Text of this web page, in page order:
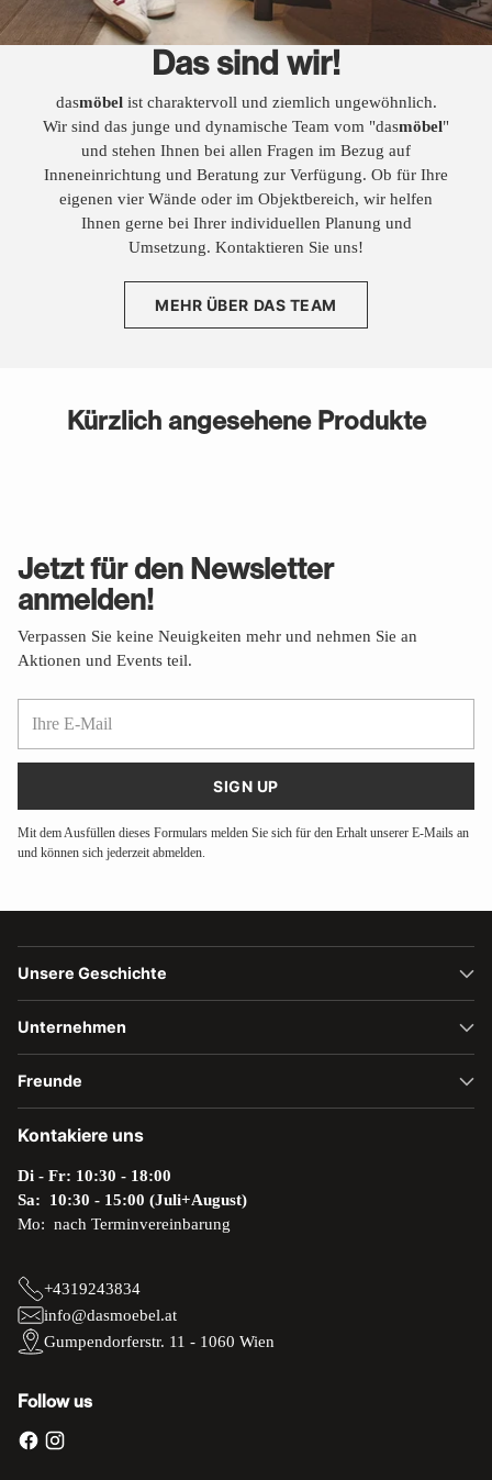
Das sind wir!
dasmöbelist charaktervoll und ziemlich ungewöhnlich.
Wir sind das junge und dynamische Team vom "dasmöbel"
und stehen Ihnen bei allen Fragen im Bezug auf
Inneneinrichtung und Beratung zur Verfügung. Ob für Ihre
eigenen vier Wände oder im Objektbereich, wir helfen
Ihnen gerne bei Ihrer individuellen Planung und
Umsetzung. Kontaktieren Sie uns!
MEHR ÜBER DAS TEAM
Kürzlich angesehene Produkte
Jetzt für den Newsletter
anmelden!
Verpassen Sie keine Neuigkeiten mehr und nehmen Sie an
Aktionen und Events teil.
SIGN UP
Mit dem Ausfüllen dieses Formulars melden Sie sich für den Erhalt unserer E-Mails an
und können sich jederzeit abmelden.
Unsere Geschichte
Unternehmen
Freunde
Kontakiere uns
Di - Fr: 10:30 - 18:00
Sa: 10:30 - 15:00 (Juli+August)
Mo: nach Terminvereinbarung
+4319243834
info@dasmoebel.at
Gumpendorferstr. 11 - 1060 Wien
Follow us